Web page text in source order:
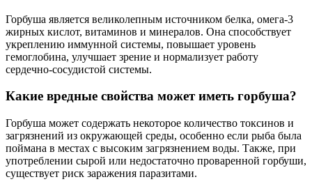
Горбуша является великолепным источником белка, омега-3
жирных кислот, витаминов и минералов. Она способствует
укреплению иммунной системы, повышает уровень
гемоглобина, улучшает зрение и нормализует работу
сердечно-сосудистой системы.
Какие вредные свойства может иметь горбуша?
Горбуша может содержать некоторое количество токсинов и
загрязнений из окружающей среды, особенно если рыба была
поймана в местах с высоким загрязнением воды. Также, при
употреблении сырой или недостаточно проваренной горбуши,
существует риск заражения паразитами.